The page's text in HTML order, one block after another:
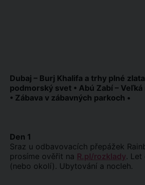
Dubaj – Burj Khalifa a trhy plné
podmorský svet • Abú Zabí –
• Zábava v zábavných parkoch •
Den 1
Sraz u odbavovacích přepážek
prosíme ověřit na R.pl/rozklady.
(nebo okolí). Ubytování a nocleh.